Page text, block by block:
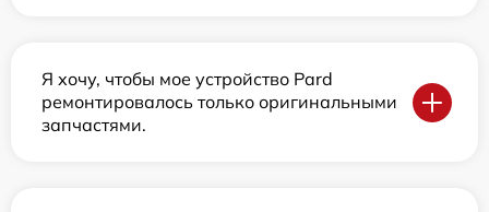
Я хочу, чтобы мое устройство Pard
ремонтировалось только оригинальными
запчастями.